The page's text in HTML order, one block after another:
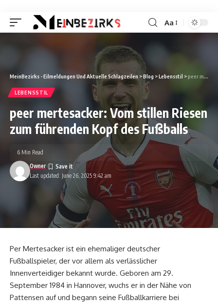
Font
Aa
MeinBezirks - Eilmeldungen Und Aktuelle Schlagzeilen >Blog >Lebensstil >peer mertesacker: Vom stillen Riesen zum führenden Kopf des Fußballs
LEBENSSTIL
peer mertesacker: Vom stillen Riesen
zum führenden Kopf des Fußballs
Last updated: June 26, 2025 9:42 am
Owner
6 Min Read
Per Mertesacker ist ein ehemaliger deutscher
Fußballspieler, der vor allem als verlässlicher
Innenverteidiger bekannt wurde. Geboren am 29.
September 1984 in Hannover, wuchs er in der Nähe von
Pattensen auf und begann seine Fußballkarriere bei